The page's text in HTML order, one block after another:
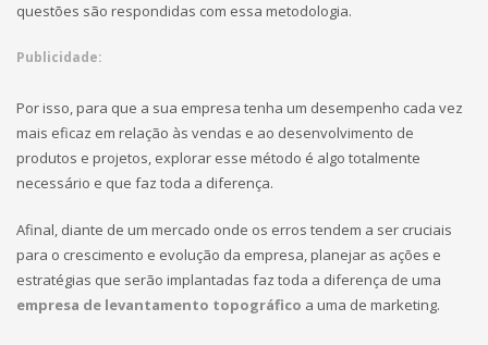
questões são respondidas com essa metodologia.
Publicidade:
Por isso, para que a sua empresa tenha um desempenho cada vez
mais eficaz em relação às vendas e ao desenvolvimento de
produtos e projetos, explorar esse método é algo totalmente
necessário e que faz toda a diferença.
Afinal, diante de um mercado onde os erros tendem a ser cruciais
para o crescimento e evolução da empresa, planejar as ações e
estratégias que serão implantadas faz toda a diferença de uma
empresa de levantamento topográfico a uma de marketing.